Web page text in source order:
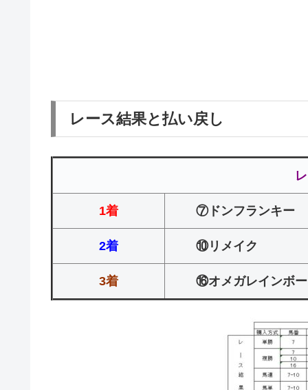
レース結果と払い戻し
1着 ⑦ドンフランキー
2着 ⑩リメイク
3着 ⑯オメガレインボー